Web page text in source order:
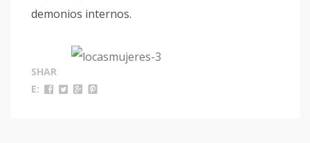
demonios internos.
SHAR
E: